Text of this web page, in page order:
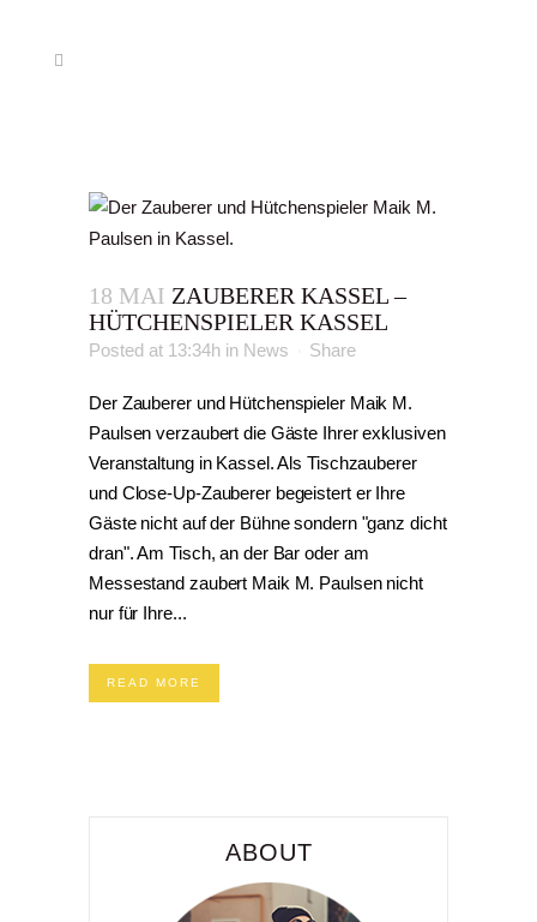
18 MAI ZAUBERER KASSEL –
HÜTCHENSPIELER KASSEL
Posted at 13:34h in News Share
Der Zauberer und Hütchenspieler Maik M.
Paulsen verzaubert die Gäste Ihrer exklusiven
Veranstaltung in Kassel. Als Tischzauberer
und Close-Up-Zauberer begeistert er Ihre
Gäste nicht auf der Bühne sondern "ganz dicht
dran". Am Tisch, an der Bar oder am
Messestand zaubert Maik M. Paulsen nicht
nur für Ihre...
READ MORE
ABOUT